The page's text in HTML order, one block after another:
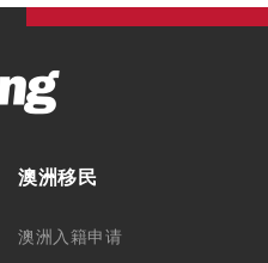
澳洲移民
澳洲入籍申请